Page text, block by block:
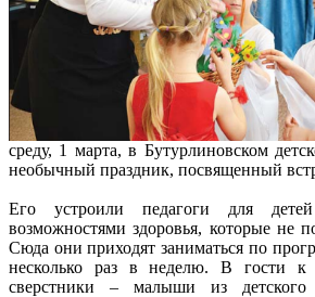
среду, 1 марта, в Бутурлиновском
необычный праздник, посвященный
Его устроили педагоги для
возможностями здоровья, которые не
Сюда они приходят заниматься по
несколько раз в неделю. В гости
сверстники – малыши из